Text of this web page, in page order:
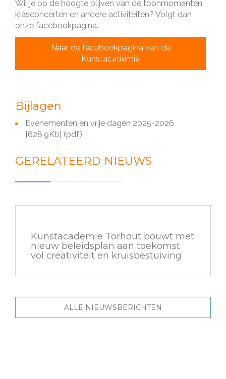
Wil je op de hoogte blijven van de toonmomenten,
klasconcerten en andere activiteiten? Volgt dan
onze facebookpagina.
Naar de facebookpagina van de
Kunstacademie
Bijlagen
Evenementen en vrije dagen 2025-2026
[628,9Kb] (pdf)
GERELATEERD NIEUWS
Kunstacademie Torhout bouwt met
nieuw beleidsplan aan toekomst
vol creativiteit en kruisbestuiving
ALLE NIEUWSBERICHTEN